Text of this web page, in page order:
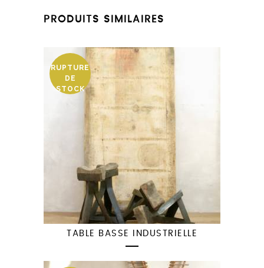
PRODUITS SIMILAIRES
RUPTURE
DE
STOCK
TABLE BASSE INDUSTRIELLE